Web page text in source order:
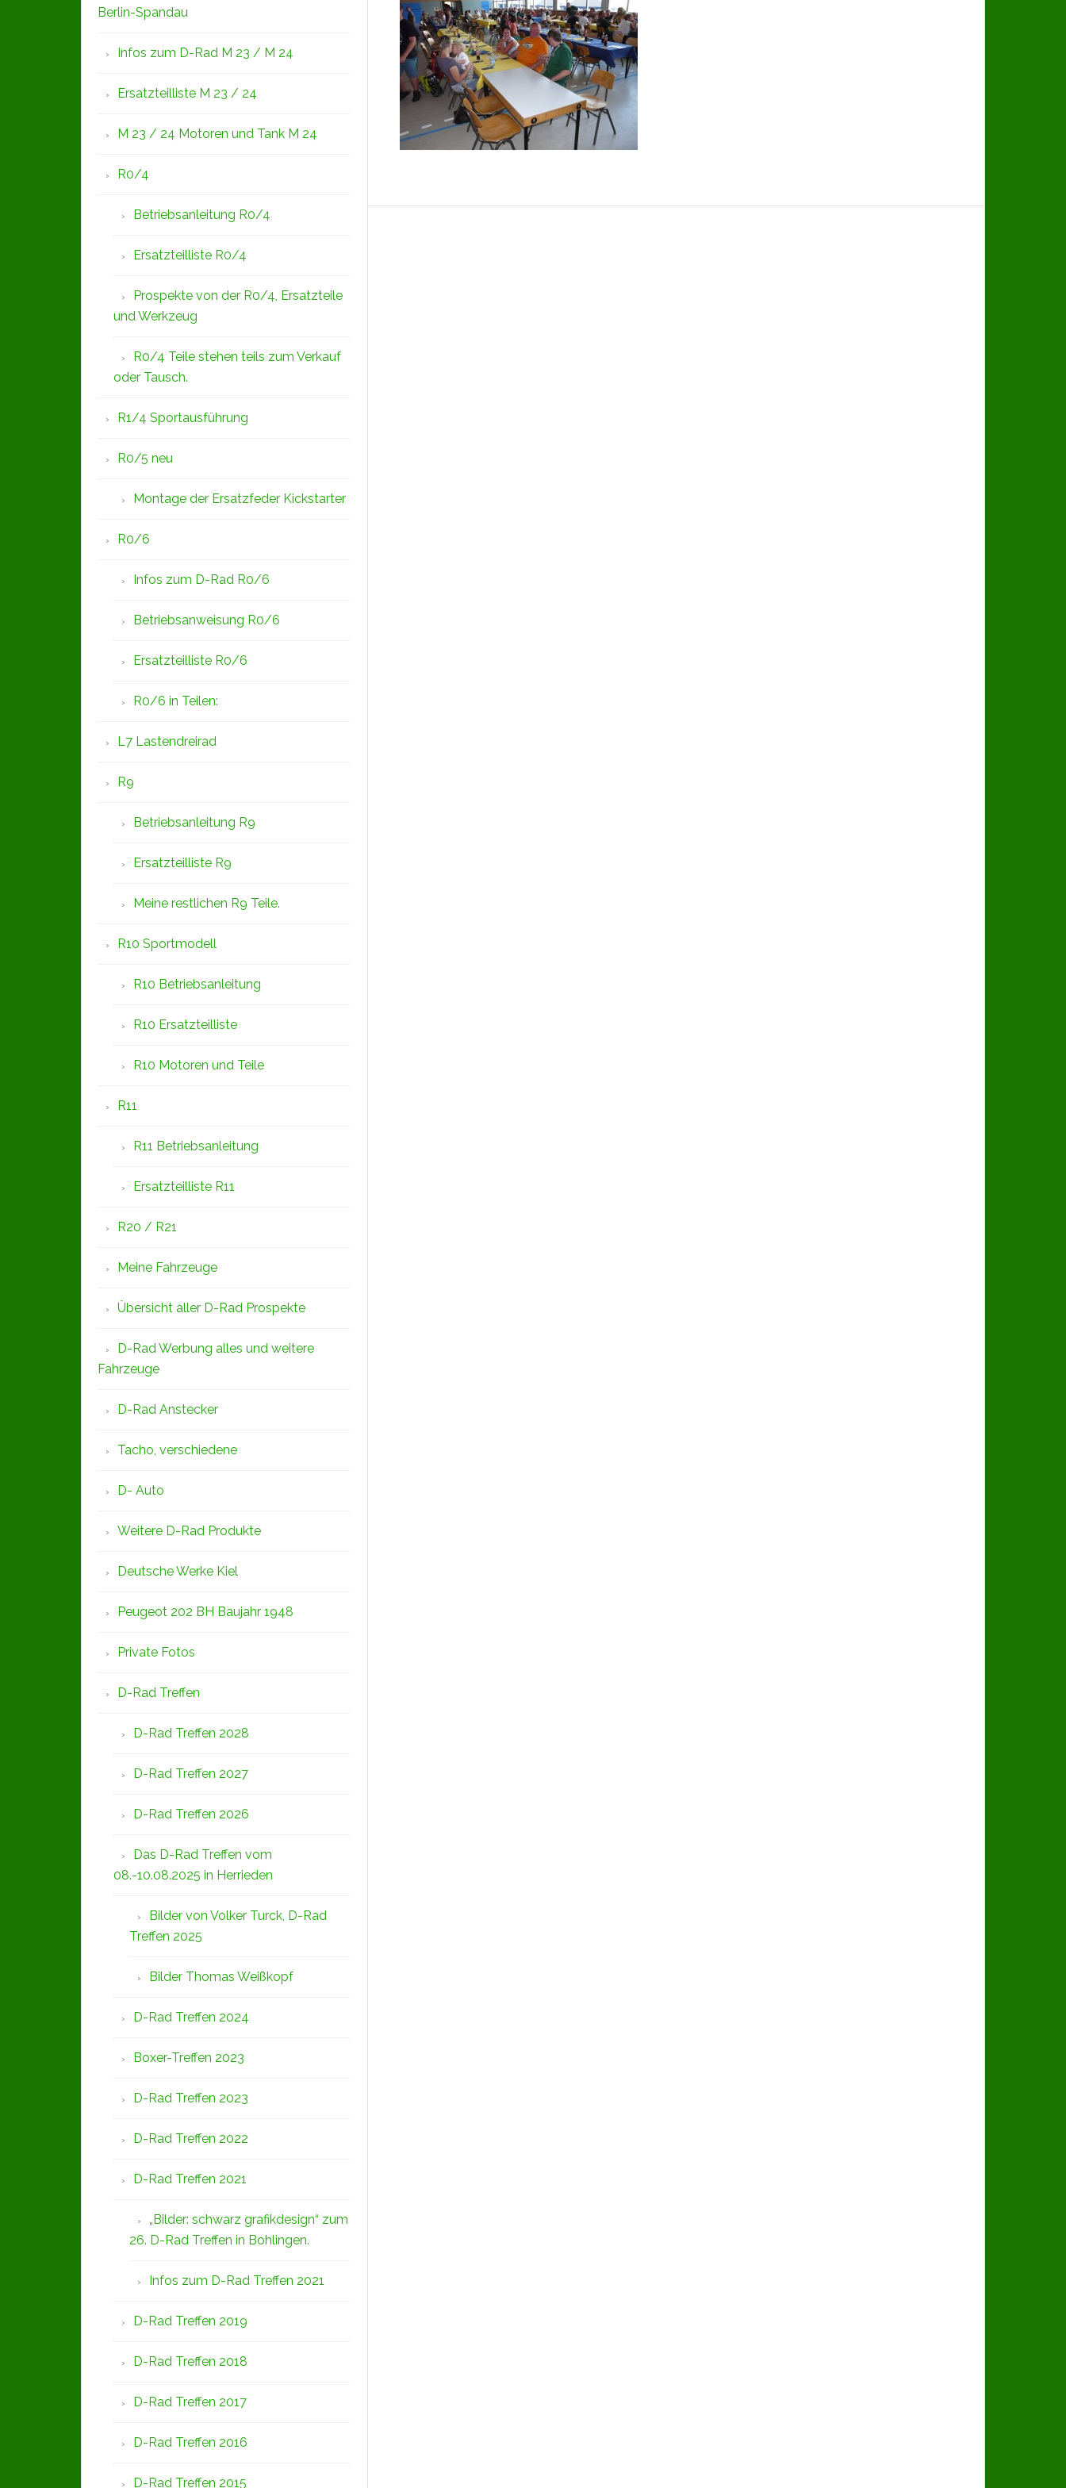
Berlin-Spandau
Infos zum D-Rad M 23 / M 24
Ersatzteilliste M 23 / 24
M 23 / 24 Motoren und Tank M 24
R0/4
Betriebsanleitung R0/4
Ersatzteilliste R0/4
Prospekte von der R0/4, Ersatzteile
und Werkzeug
R0/4 Teile stehen teils zum Verkauf
oder Tausch.
R1/4 Sportausführung
R0/5 neu
Montage der Ersatzfeder Kickstarter
R0/6
Infos zum D-Rad R0/6
Betriebsanweisung R0/6
Ersatzteilliste R0/6
R0/6 in Teilen:
L7 Lastendreirad
R9
Betriebsanleitung R9
Ersatzteilliste R9
Meine restlichen R9 Teile.
R10 Sportmodell
R10 Betriebsanleitung
R10 Ersatzteilliste
R10 Motoren und Teile
R11
R11 Betriebsanleitung
Ersatzteilliste R11
R20 / R21
Meine Fahrzeuge
Übersicht aller D-Rad Prospekte
D-Rad Werbung alles und weitere
Fahrzeuge
D-Rad Anstecker
Tacho, verschiedene
D- Auto
Weitere D-Rad Produkte
Deutsche Werke Kiel
Peugeot 202 BH Baujahr 1948
Private Fotos
D-Rad Treffen
D-Rad Treffen 2028
D-Rad Treffen 2027
D-Rad Treffen 2026
Das D-Rad Treffen vom
08.-10.08.2025 in Herrieden
Bilder von Volker Turck, D-Rad
Treffen 2025
Bilder Thomas Weißkopf
D-Rad Treffen 2024
Boxer-Treffen 2023
D-Rad Treffen 2023
D-Rad Treffen 2022
D-Rad Treffen 2021
„Bilder: schwarz grafikdesign“ zum
26. D-Rad Treffen in Bohlingen.
Infos zum D-Rad Treffen 2021
D-Rad Treffen 2019
D-Rad Treffen 2018
D-Rad Treffen 2017
D-Rad Treffen 2016
D-Rad Treffen 2015